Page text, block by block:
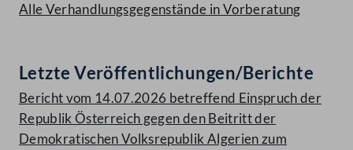
Alle Verhandlungsgegenstände in Vorberatung
Letzte Veröffentlichungen/Berichte
Bericht vom 14.07.2026 betreffend Einspruch der
Republik Österreich gegen den Beitritt der
Demokratischen Volksrepublik Algerien zum